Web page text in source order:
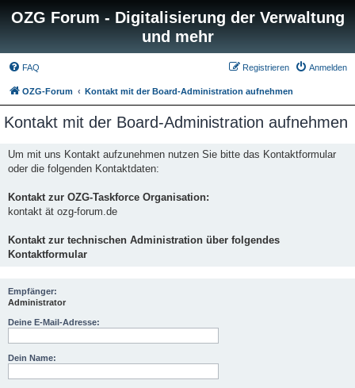
OZG Forum - Digitalisierung der Verwaltung
und mehr
FAQ Anmelden
Registrieren
OZG-Forum Kontakt mit der Board-Administration aufnehmen
Kontakt mit der Board-Administration aufnehmen
Um mit uns Kontakt aufzunehmen nutzen Sie bitte das Kontaktformular
oder die folgenden Kontaktdaten:
Kontakt zur OZG-Taskforce Organisation:
kontakt ät ozg-forum.de
Kontakt zur technischen Administration über folgendes
Kontaktformular
Empfänger:
Administrator
Deine E-Mail-Adresse:
Dein Name: